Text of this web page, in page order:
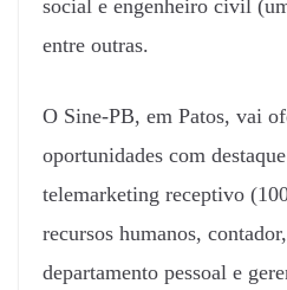
social e engenheiro civil
entre outras.
O Sine-PB, em Patos, vai
oportunidades com
telemarketing receptivo
recursos humanos,
departamento pessoal e